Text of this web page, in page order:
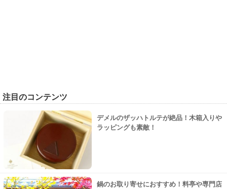
注目のコンテンツ
デメルのザッハトルテが絶品！木箱入りや
ラッピングも素敵！
鍋のお取り寄せにおすすめ！料亭や専門店